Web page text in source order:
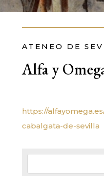
ATENEO DE
Alfa y
https://
cabalgata-de-sevilla